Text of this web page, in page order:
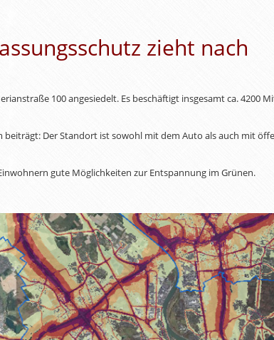
zieht nach
100 angesiedelt. Es beschäftigt insgesamt ca. 4200
Der Standort ist sowohl mit dem Auto als auch mit
gute Möglichkeiten zur Entspannung im Grünen.